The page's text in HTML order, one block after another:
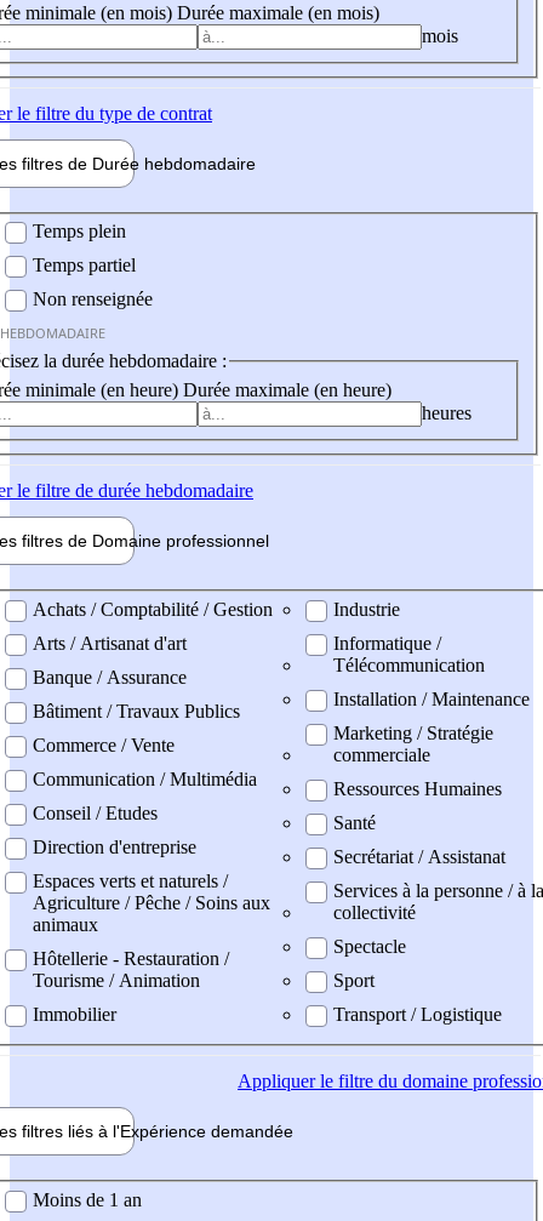
minimale (en mois) Durée maximale (en mois)
mois
le filtre du type de contrat
filtres de Durée hebdomadaire
Temps plein
Temps partiel
Non renseignée
la durée hebdomadaire :
minimale (en heure) Durée maximale (en heure)
heures
le filtre de durée hebdomadaire
filtres de Domaine professionnel
professionel
Achats / Comptabilité / Gestion
Arts / Artisanat d'art
Banque / Assurance
Bâtiment / Travaux Publics
Commerce / Vente
Communication / Multimédia
Conseil / Etudes
Direction d'entreprise
Espaces verts et naturels /
Agriculture / Pêche / Soins aux
animaux
Hôtellerie - Restauration /
Tourisme / Animation
Immobilier
Industrie
Informatique /
Télécommunication
Installation / Maintenance
Marketing / Stratégie
commerciale
Ressources Humaines
Santé
Secrétariat / Assistanat
Services à la personne / à la
collectivité
Spectacle
Sport
Transport / Logistique
Appliquerle filtre du domaine
filtres liés à l'Expérience demandée
demandée
Moins de 1 an